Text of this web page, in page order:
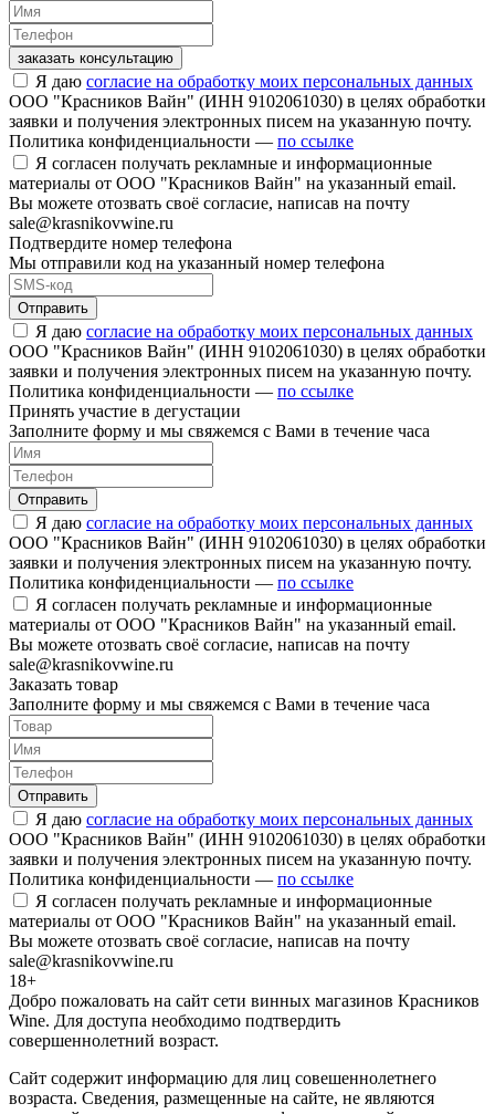
заказать консультацию
Я даю согласие на обработку моих персональных данных
ООО "Красников Вайн" (ИНН 9102061030) в целях обработки
заявки и получения электронных писем на указанную почту.
Политика конфиденциальности — по ссылке
Я согласен получать рекламные и информационные
материалы от ООО "Красников Вайн" на указанный email.
Вы можете отозвать своё согласие, написав на почту
sale@krasnikovwine.ru
Подтвердите номер телефона
Мы отправили код на указанный номер телефона
Отправить
Я даю согласие на обработку моих персональных данных
ООО "Красников Вайн" (ИНН 9102061030) в целях обработки
заявки и получения электронных писем на указанную почту.
Политика конфиденциальности — по ссылке
Принять участие в дегустации
Заполните форму и мы свяжемся с Вами в течение часа
Отправить
Я даю согласие на обработку моих персональных данных
ООО "Красников Вайн" (ИНН 9102061030) в целях обработки
заявки и получения электронных писем на указанную почту.
Политика конфиденциальности — по ссылке
Я согласен получать рекламные и информационные
материалы от ООО "Красников Вайн" на указанный email.
Вы можете отозвать своё согласие, написав на почту
sale@krasnikovwine.ru
Заказать товар
Заполните форму и мы свяжемся с Вами в течение часа
Отправить
Я даю согласие на обработку моих персональных данных
ООО "Красников Вайн" (ИНН 9102061030) в целях обработки
заявки и получения электронных писем на указанную почту.
Политика конфиденциальности — по ссылке
Я согласен получать рекламные и информационные
материалы от ООО "Красников Вайн" на указанный email.
Вы можете отозвать своё согласие, написав на почту
sale@krasnikovwine.ru
18+
Добро пожаловать на сайт сети винных магазинов Красников
Wine. Для доступа необходимо подтвердить
совершеннолетний возраст.
Сайт содержит информацию для лиц совешеннолетнего
возраста. Сведения, размещенные на сайте, не являются